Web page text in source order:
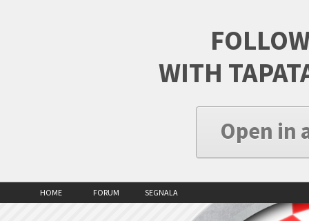
WITH
Open in
HOME FORUM SEGNALA